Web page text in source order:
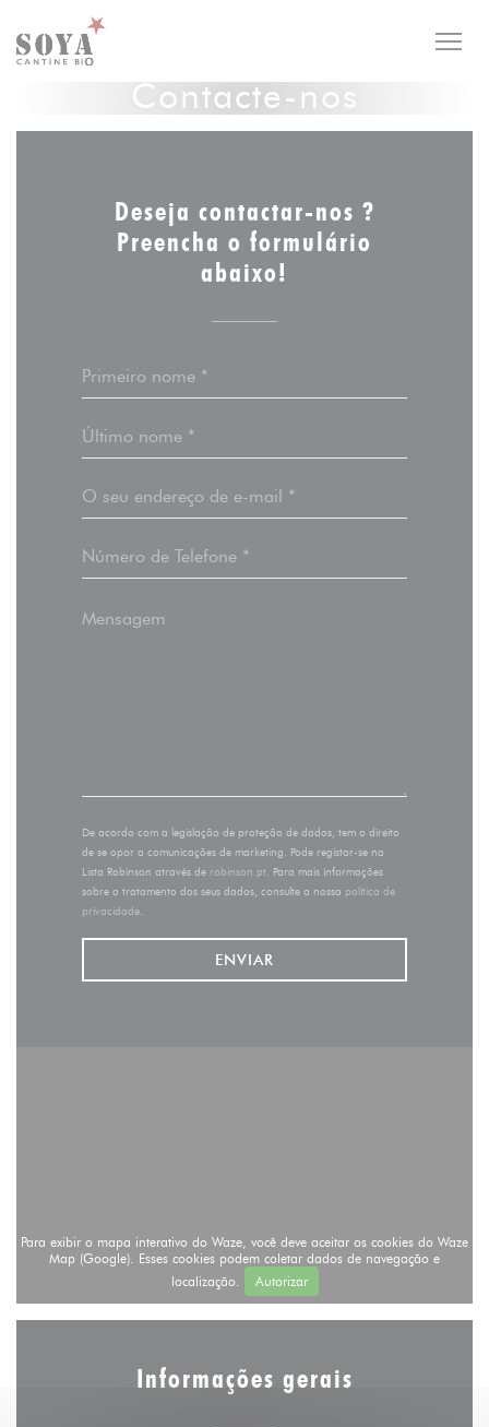
Painel de Gerenciamento de Cookies
Contacte-nos
Deseja contactar-nos ?
Preencha o formulário
abaixo!
De acordo com a legislação de proteção de dados, tem o direito
de se opor a comunicações de marketing. Pode registar-se na
Lista Robinson através de robinson.pt. Para mais informações
sobre o tratamento dos seus dados, consulte a nossa política de
privacidade.
Para exibir o mapa interativo do Waze, você deve aceitar os cookies do Waze
Map (Google). Esses cookies podem coletar dados de navegação e
localização.
Autorizar
Informações gerais